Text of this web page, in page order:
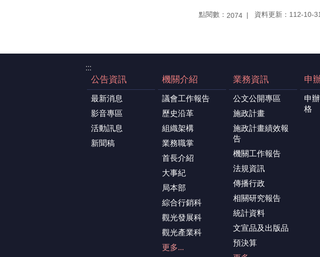
點閱數： 2074 資料更新：112-10-
:::
公告資訊
最新消息
影音專區
活動訊息
新聞稿
機關介紹
議會工作報告
歷史沿革
組織架構
業務職掌
首長介紹
大事紀
局本部
綜合行銷科
觀光發展科
觀光產業科
更多...
業務資訊
公文公開專區
施政計畫
施政計畫績效報
告
機關工作報告
法規資訊
傳播行政
相關研究報告
統計資料
文宣品及出版品
預決算
申
申
格